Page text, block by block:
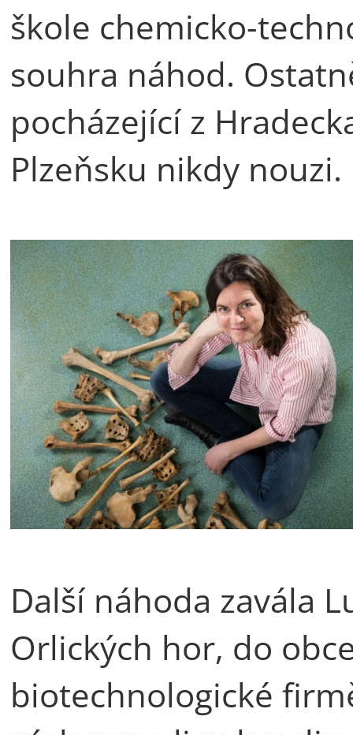
škole chemicko-
souhra náhod.
pocházející z
Plzeňsku nikdy nouzi.
Další náhoda zavála
Orlických hor, do
biotechnologické